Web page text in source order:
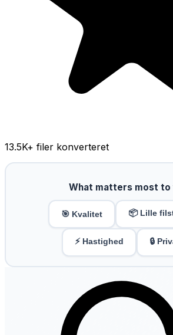
13.5K+ filer konverteret
What matters most to
🎯 Kvalitet 📦 Lille
⚡ Hastighed 🔒